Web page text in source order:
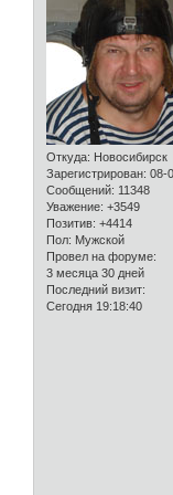
Откуда: Новосибирск
Зарегистрирован: 08-
Сообщений: 11348
Уважение: +3549
Позитив: +4414
Пол: Мужской
Провел на форуме:
3 месяца 30 дней
Последний визит:
Сегодня 19:18:40